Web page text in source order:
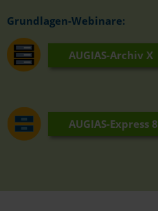
Grundlagen-Webinare:
AUGIAS-Archiv X
AUGIAS-Express 8